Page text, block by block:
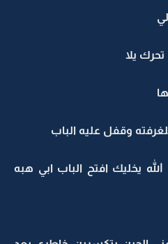
يلا
وقفل عليه الباب
يخليك افتح الباب ابي هبه